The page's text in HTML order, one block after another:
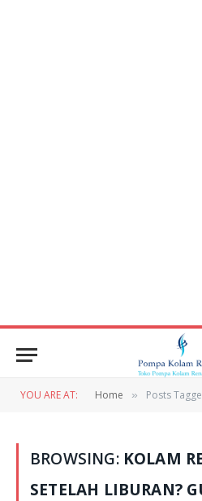
YOU ARE AT: Home » Posts Tagged "Kolam
BROWSING: KOLAM
SETELAH LIBURAN?